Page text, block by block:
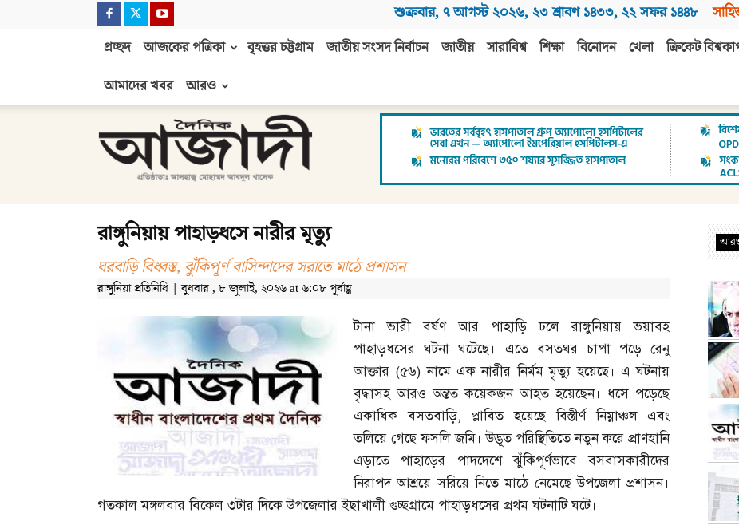
শুক্রবার, ৭ আগস্ট ২০২৬, ২৩ শ্রাবণ ১৪৩৩, ২২ সফর ১৪৪৮
প্রচ্ছদ আজকের পত্রিকা বৃহত্তর চট্টগ্রাম জাতীয় সংসদ নির্বাচন জাতীয় সারাবিশ্ব শিক্ষা বিনোদন খেলা ক্রিকেট
আমাদের খবর
আরও
আজাদী
রাঙ্গুনিয়ায় পাহাড়ধসে নারীর মৃত্যু
ঘরবাড়ি বিধ্বস্ত, ঝুঁকিপূর্ণ বাসিন্দাদের সরাতে মাঠে প্রশাসন
রাঙ্গুনিয়া প্রতিনিধি | বুধবার , ৮ জুলাই, ২০২৬ at ৬:০৮ পূর্বাহ্ণ
টানা ভারী বর্ষণ আর পাহাড়ি ঢলে রাঙ্গুনিয়ায় ভয়াবহ
পাহাড়ধসের ঘটনা ঘটেছে। এতে বসতঘর চাপা পড়ে রেনু
আক্তার (৫৬)নামে এক নারীর নির্মম মৃত্যু হয়েছে। এ ঘটনায়
বৃদ্ধাসহ আরও অন্তত কয়েকজন আহত হয়েছেন। ধসে পড়েছে
একাধিক বসতবাড়ি, প্লাবিত হয়েছে বিস্তীর্ণ নিম্নাঞ্চল এবং
তলিয়ে গেছে ফসলি জমি। উদ্ভূত পরিস্থিতিতে নতুন করে প্রাণহানি
এড়াতে পাহাড়ের পাদদেশে ঝুঁকিপূর্ণভাবে বসবাসকারীদের
নিরাপদ আশ্রয়ে সরিয়ে নিতে মাঠে নেমেছে উপজেলা প্রশাসন।
গতকাল মঙ্গলবার বিকেল ৩টার দিকে উপজেলার ইছাখালী গুচ্ছগ্রামে পাহাড়ধসের প্রথম ঘটনাটি ঘটে।